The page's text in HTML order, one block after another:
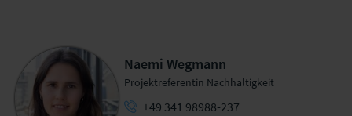
Naemi Wegmann
Projektreferentin Nachhaltigkeit
+49 341 98988-237